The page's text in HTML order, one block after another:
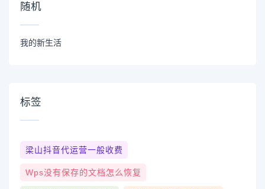
随机
我的新生活
标签
梁山抖音代运营一般收费
Wps没有保存的文档怎么恢复